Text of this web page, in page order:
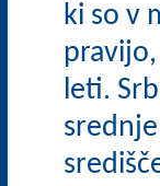
ki so v
leti.